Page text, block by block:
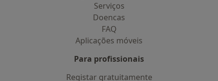
Serviços
Doencas
FAQ
Aplicações móveis
Para profissionais
Registar gratuitamente